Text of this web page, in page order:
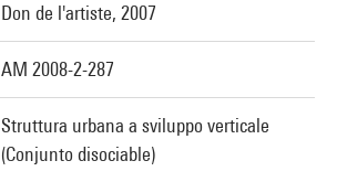
Don de l'artiste, 2007
AM 2008-2-287
Struttura urbana a sviluppo verticale
(Conjunto disociable)